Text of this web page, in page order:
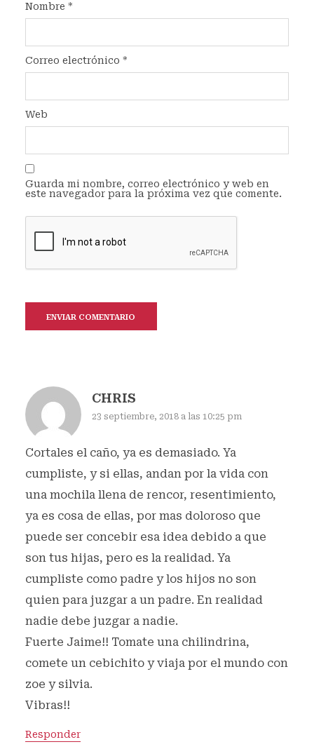
Nombre *
Correo electrónico *
Web
Guarda mi nombre, correo electrónico y web en
este navegador para la próxima vez que comente.
CHRIS
23 septiembre, 2018 a las 10:25 pm
Cortales el caño, ya es demasiado. Ya
cumpliste, y si ellas, andan por la vida con
una mochila llena de rencor, resentimiento,
ya es cosa de ellas, por mas doloroso que
puede ser concebir esa idea debido a que
son tus hijas, pero es la realidad. Ya
cumpliste como padre y los hijos no son
quien para juzgar a un padre. En realidad
nadie debe juzgar a nadie.
Fuerte Jaime!! Tomate una chilindrina,
comete un cebichito y viaja por el mundo con
zoe y silvia.
Vibras!!
Responder